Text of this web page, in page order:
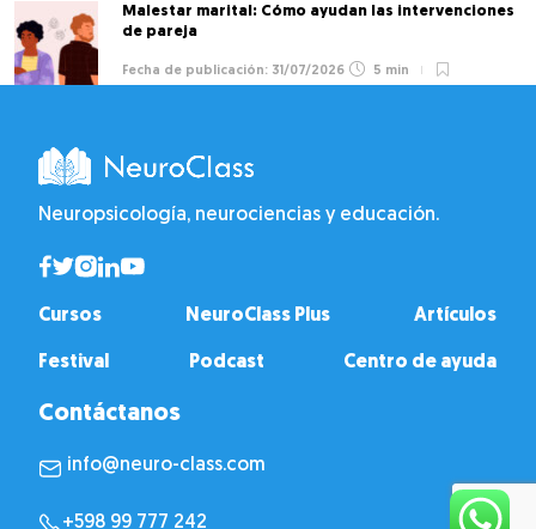
Malestar marital: Cómo ayudan las intervenciones
de pareja
31/07/2026 5 min
Neuropsicología, neurociencias y educación.
Cursos NeuroClass Plus Artículos
Festival Podcast Centro de ayuda
Contáctanos
info@neuro-class.com
+598 99 777 242